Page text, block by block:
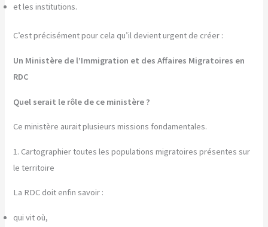
et les institutions.
C’est précisément pour cela qu’il devient urgent de créer :
Un Ministère de l’Immigration et des Affaires Migratoires en
RDC
Quel serait le rôle de ce ministère ?
Ce ministère aurait plusieurs missions fondamentales.
1. Cartographier toutes les populations migratoires présentes sur
le territoire
La RDC doit enfin savoir :
qui vit où,